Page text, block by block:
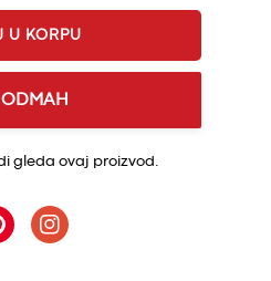
U KORPU
ODMAH
gleda ovaj proizvod.